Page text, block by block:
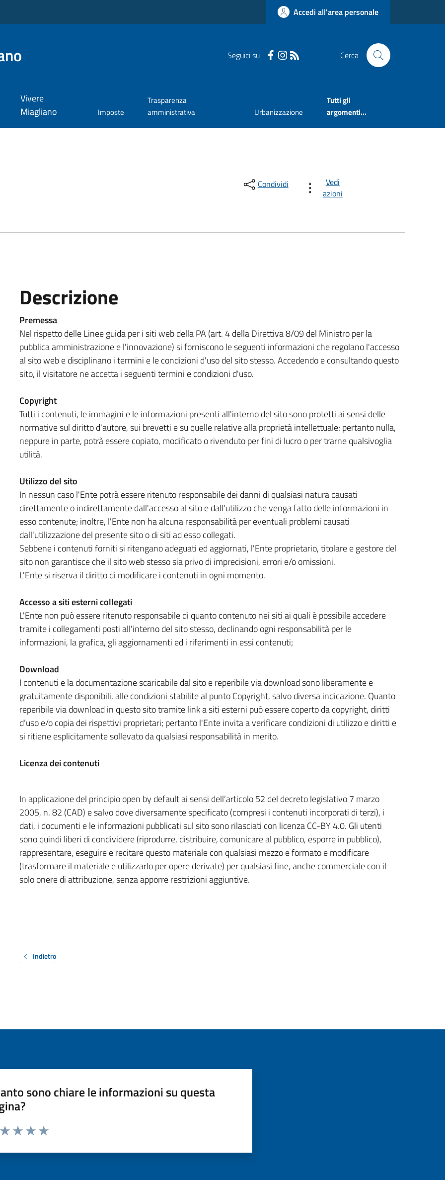
Accedi all'area personale
Seguici su Cerca
Vivere
Miagliano
Imposte
Trasparenza
amministrativa
Urbanizzazione
Tutti gli
argomenti...
Condividi
Vedi
azioni
Descrizione
Premessa
Nel rispetto delle Linee guida per i siti web della PA (art. 4 della Direttiva 8/09 del Ministro per la
pubblica amministrazione e l'innovazione) si forniscono le seguenti informazioni che regolano l'accesso
al sito web e disciplinano i termini e le condizioni d'uso del sito stesso. Accedendo e consultando questo
sito, il visitatore ne accetta i seguenti termini e condizioni d'uso.
Copyright
Tutti i contenuti, le immagini e le informazioni presenti all'interno del sito sono protetti ai sensi delle
normative sul diritto d'autore, sui brevetti e su quelle relative alla proprietà intellettuale; pertanto nulla,
neppure in parte, potrà essere copiato, modificato o rivenduto per fini di lucro o per trarne qualsivoglia
utilità.
Utilizzo del sito
In nessun caso l'Ente potrà essere ritenuto responsabile dei danni di qualsiasi natura causati
direttamente o indirettamente dall'accesso al sito e dall'utilizzo che venga fatto delle informazioni in
esso contenute; inoltre, l'Ente non ha alcuna responsabilità per eventuali problemi causati
dall'utilizzazione del presente sito o di siti ad esso collegati.
Sebbene i contenuti forniti si ritengano adeguati ed aggiornati, l'Ente proprietario, titolare e gestore del
sito non garantisce che il sito web stesso sia privo di imprecisioni, errori e/o omissioni.
L'Ente si riserva il diritto di modificare i contenuti in ogni momento.
Accesso a siti esterni collegati
L'Ente non può essere ritenuto responsabile di quanto contenuto nei siti ai quali è possibile accedere
tramite i collegamenti posti all'interno del sito stesso, declinando ogni responsabilità per le
informazioni, la grafica, gli aggiornamenti ed i riferimenti in essi contenuti;
Download
I contenuti e la documentazione scaricabile dal sito e reperibile via download sono liberamente e
gratuitamente disponibili, alle condizioni stabilite al punto Copyright, salvo diversa indicazione. Quanto
reperibile via download in questo sito tramite link a siti esterni può essere coperto da copyright, diritti
d’uso e/o copia dei rispettivi proprietari; pertanto l'Ente invita a verificare condizioni di utilizzo e diritti e
si ritiene esplicitamente sollevato da qualsiasi responsabilità in merito.
Licenza dei contenuti
In applicazione del principio open by default ai sensi dell’articolo 52 del decreto legislativo 7 marzo
2005, n. 82 (CAD) e salvo dove diversamente specificato (compresi i contenuti incorporati di terzi), i
dati, i documenti e le informazioni pubblicati sul sito sono rilasciati con licenza CC-BY 4.0. Gli utenti
sono quindi liberi di condividere (riprodurre, distribuire, comunicare al pubblico, esporre in pubblico),
rappresentare, eseguire e recitare questo materiale con qualsiasi mezzo e formato e modificare
(trasformare il materiale e utilizzarlo per opere derivate) per qualsiasi fine, anche commerciale con il
solo onere di attribuzione, senza apporre restrizioni aggiuntive.
Indietro
sono chiare le informazioni su questa
da 1 a 5 stelle la pagina